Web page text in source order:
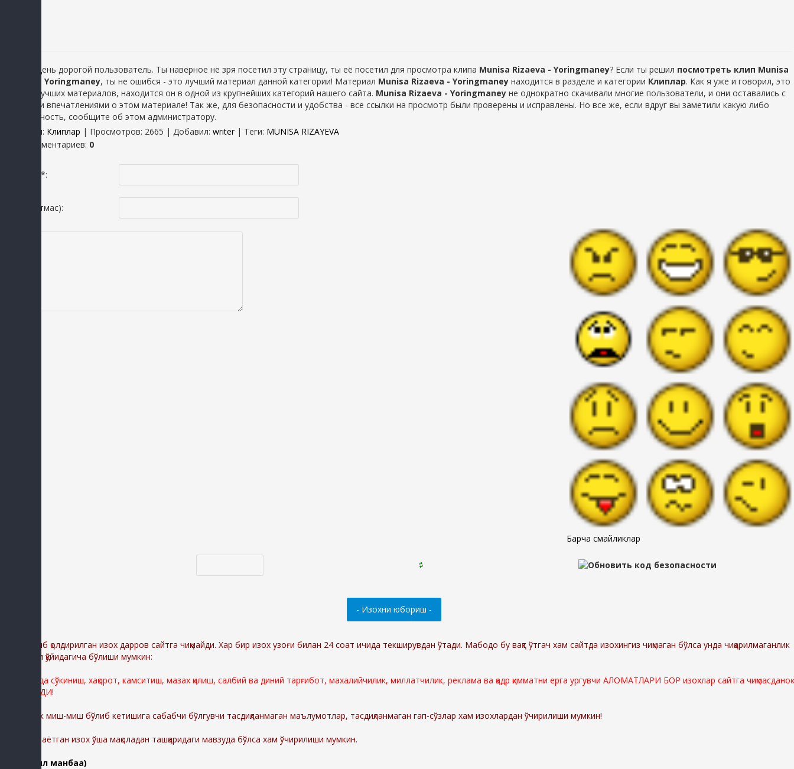
Добрый день дорогой пользователь. Ты наверное не зря посетил эту страницу, ты её посетил для просмотра клипа Munisa Rizaeva - Yoringmaney? Если ты решил посмотреть клип Munisa
Rizaeva - Yoringmaney, ты не ошибся - это лучший материал данной категории! Материал Munisa Rizaeva - Yoringmaney находится в разделе и категории Клиплар. Как я уже и говорил, это
один из лучших материалов, находится он в одной из крупнейших категорий нашего сайта. Munisa Rizaeva - Yoringmaney не однократно скачивали многие пользователи, и они оставались с
хорошими впечатлениями о этом материале! Так же, для безопасности и удобства - все ссылки на просмотр были проверены и исправлены. Но все же, если вдруг вы заметили какую либо
неисправность, сообщите об этом администратору.
Категория: Клиплар | Просмотров: 2665 | Добавил: writer | Теги: MUNISA RIZAYEVA
Всего комментариев: 0
Исмингиз *:
Email(шартмас):
Барча смайликлар
Ёзиб қолдирилган изох дарров сайтга чиқмайди. Хар бир изох узоғи билан 24 соат ичида текширувдан ўтади. Мабодо бу вақт ўтгач хам сайтда изохингиз чиқмаган бўлса унда чиқарилмаганлик
сабаблари қўйидагича бўлиши мумкин:
Сайтимизда сўкиниш, хақорот, камситиш, мазах қилиш, салбий ва диний тарғибот, махалийчилик, миллатчилик, реклама ва қадр қимматни ерга ургувчи АЛОМАТЛАРИ БОР изохлар сайтга чиқмасданоқ
ЎЧИРИЛАДИ!
Шунингдек миш-миш бўлиб кетишига сабабчи бўлгувчи тасдиқланмаган маълумотлар, тасдиқланмаган гап-сўзлар хам изохлардан ўчирилиши мумкин!
-Қолдирилаётган изох ўша мақоладан ташқаридаги мавзуда бўлса хам ўчирилиши мумкин.
(батафсил манбаа)